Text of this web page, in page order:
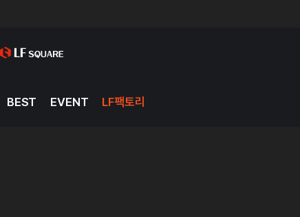
BEST EVENT LF팩토리